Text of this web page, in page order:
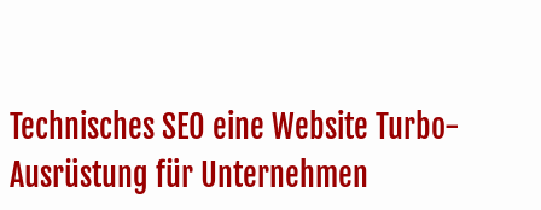
Technisches SEO eine Website Turbo-
Ausrüstung für Unternehmen